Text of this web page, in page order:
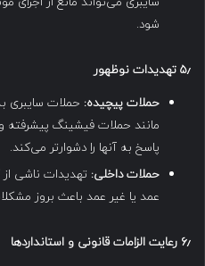
شود.
۵٫ تهدیدات نوظهور
حملات پیچیده: حملات سایبری
مانند حملات فیشینگ پیشرفته
پاسخ به آنها را دشوارتر می‌کند.
حملات داخلی: تهدیدات ناشی از
عمد یا غیر عمد باعث بروز
۶٫ رعایت الزامات قانونی و استانداردها